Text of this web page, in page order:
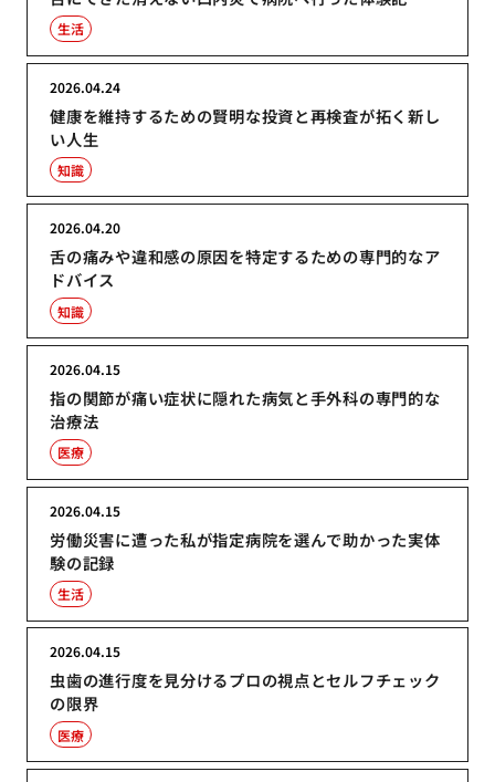
生活
健康を維持するための賢明な投資と再検査が拓く新し
い人生
2026.04.24
知識
舌の痛みや違和感の原因を特定するための専門的なア
ドバイス
2026.04.20
知識
指の関節が痛い症状に隠れた病気と手外科の専門的な
治療法
2026.04.15
医療
労働災害に遭った私が指定病院を選んで助かった実体
験の記録
2026.04.15
生活
虫歯の進行度を見分けるプロの視点とセルフチェック
の限界
2026.04.15
医療